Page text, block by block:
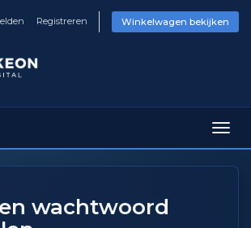
Registreren Winkelwagen bekijken
in-/
wachtwoord